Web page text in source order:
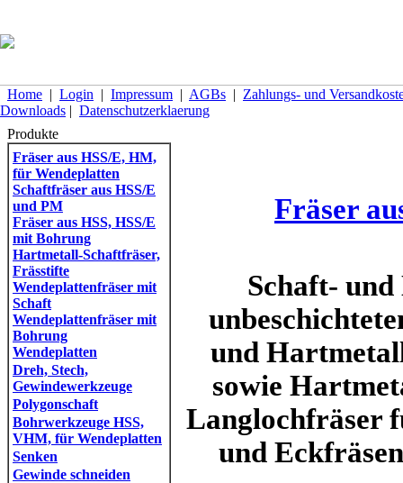
Home | Login | Impressum | AGBs | Zahlungs- und
Downloads | Datenschutzerklaerung
Produkte
Fräser aus HSS/E, HM,
für Wendeplatten
Schaftfräser aus HSS/E
und PM
Fräser aus HSS, HSS/E
mit Bohrung
Hartmetall-Schaftfräser,
Frässtifte
Wendeplattenfräser mit
Schaft
Wendeplattenfräser mit
Bohrung
Wendeplatten
Dreh, Stech,
Gewindewerkzeuge
Polygonschaft
Bohrwerkzeuge HSS,
VHM, für Wendeplatten
Senken
Gewinde schneiden
Fräser
Schaft-
und
sowie
Langlochfräser
und